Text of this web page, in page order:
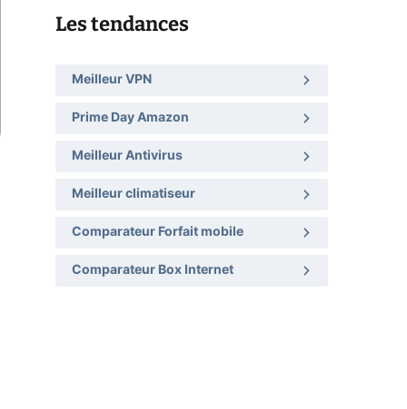
Les tendances
Meilleur VPN
Prime Day Amazon
Meilleur Antivirus
Meilleur climatiseur
Comparateur Forfait mobile
Comparateur Box Internet